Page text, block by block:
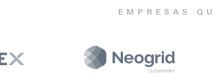
EMPRESAS